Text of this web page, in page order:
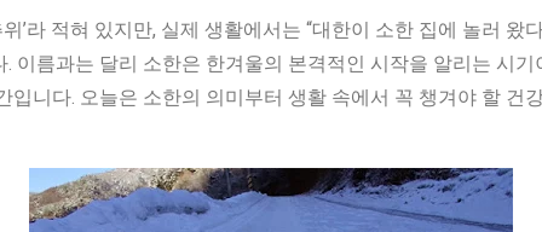
’라 적혀 있지만, 실제 생활에서는 “대한이 소한 집에 놀러 왔
이름과는 달리 소한은 한겨울의 본격적인 시작을 알리는 시
입니다. 오늘은 소한의 의미부터 생활 속에서 꼭 챙겨야 할 건